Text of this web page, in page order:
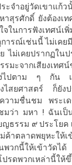
ประจำอยู่วัดเข
สุรศักดิ์ ยังต้องเ
ในการฟังเทศน์เ
ารณ์เช่นนี้ ไม่เค
ไม่เคยปรากฏใ
รมะจากเสียงเท
ไปตาม ๆ กัน แ
งไสยศาสตร์ ก็ยัง
วามชื่นชม พระเ
ว่า มหา ! ฉันเป็
ญธรรม ๙ ประโย
ค้าตลาดพยุหะให้เ
วกนี้ให้เข้าวัดไ
รดพวกเหล่านี้ให้